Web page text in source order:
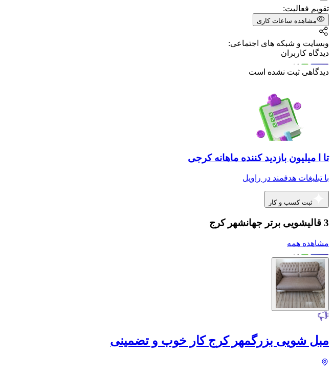
تقویم فعالیت:
مشاهده ساعات کاری
وبسایت و شبکه های اجتماعی:
دیدگاه کاربران
دیدگاهی ثبت نشده است
تا ا میلیون بازدید کننده ماهانه کرجی
با تبلیغات هدفمند در راویل
ثبت کسب و کار
3 قالیشویی برتر جهانشهر کرج
مشاهده همه
مبل شویی بزرگمهر کرج کار خوب و تضمینی